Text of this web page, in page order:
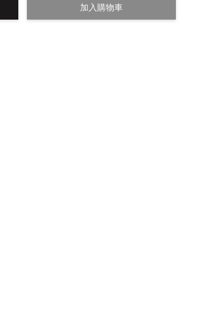
加入購物車